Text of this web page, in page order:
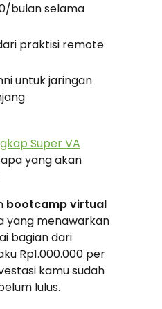
bulan selama
praktisi remote
untuk jaringan
Super VA
yang akan
bootcamp virtual
yang menawarkan
bagian dari
Rp1.000.000 per
kamu sudah
lulus.